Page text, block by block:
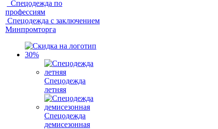
Спецодежда по
профессиям
Спецодежда с заключением
Минпромторга
Спецодежда
летняя
Спецодежда
демисезонная